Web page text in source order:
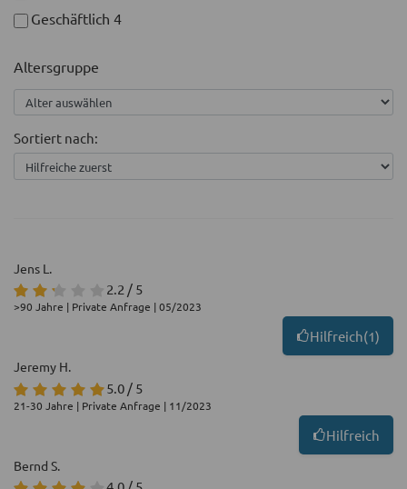
Geschäftlich 4
Altersgruppe
Sortiert nach:
Jens L.
2.2 / 5
>90 Jahre | Private Anfrage | 05/2023
Hilfreich(1)
Jeremy H.
5.0 / 5
21-30 Jahre | Private Anfrage | 11/2023
Hilfreich
Bernd S.